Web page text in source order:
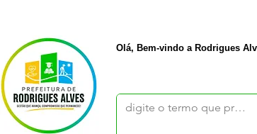
Olá, Bem-vindo a Rodrigues